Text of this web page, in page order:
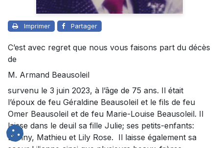
Imprimer Partager
C’est avec regret que nous vous faisons part du décès
de
M. Armand Beausoleil
survenu le 3 juin 2023, à l’âge de 75 ans. Il était
l’époux de feu Géraldine Beausoleil et le fils de feu
Omer Beausoleil et de feu Marie-Louise Beausoleil. Il
laisse dans le deuil sa fille Julie; ses petits-enfants:
Danny, Mathieu et Lily Rose. Il laisse également sa